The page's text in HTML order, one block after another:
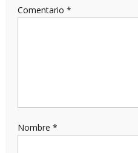
Comentario *
Nombre *